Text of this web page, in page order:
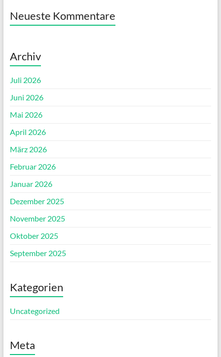
Neueste Kommentare
Archiv
Juli 2026
Juni 2026
Mai 2026
April 2026
März 2026
Februar 2026
Januar 2026
Dezember 2025
November 2025
Oktober 2025
September 2025
Kategorien
Uncategorized
Meta